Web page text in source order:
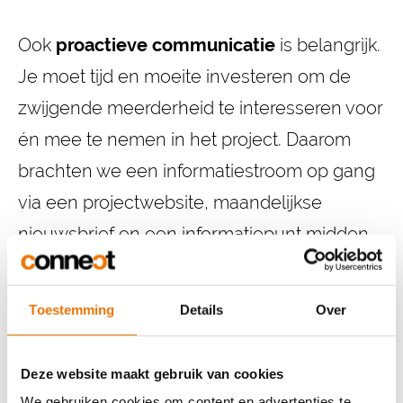
Toestemming Details Over
Deze website maakt gebruik van cookies
Ook proactieve communicatie is belangrijk.
Je moet tijd en moeite investeren om de
zwijgende meerderheid te interesseren voor
én mee te nemen in het project. Daarom
brachten we een informatiestroom op gang
via een projectwebsite, maandelijkse
nieuwsbrief en een informatiepunt midden
in het dorp.
Al onze acties en inspanningen kwamen
participatiemoment. We richtten het